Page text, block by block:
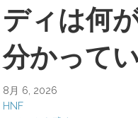
ディは何
分かって
8月 6, 2026
HNF